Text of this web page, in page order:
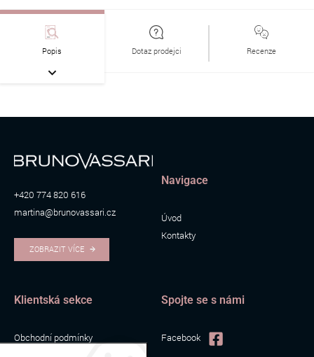
Popis Dotaz prodejci Recenze
+420 774 820 616
martina@brunovassari.cz
ZOBRAZIT VÍCE
Navigace
Úvod
Kontakty
Klientská sekce
Obchodní podmínky
Spojte se s námi
Facebook